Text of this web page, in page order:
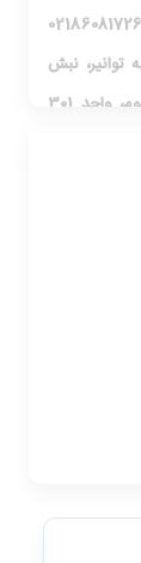
02186081726
توانیر، نبش
301